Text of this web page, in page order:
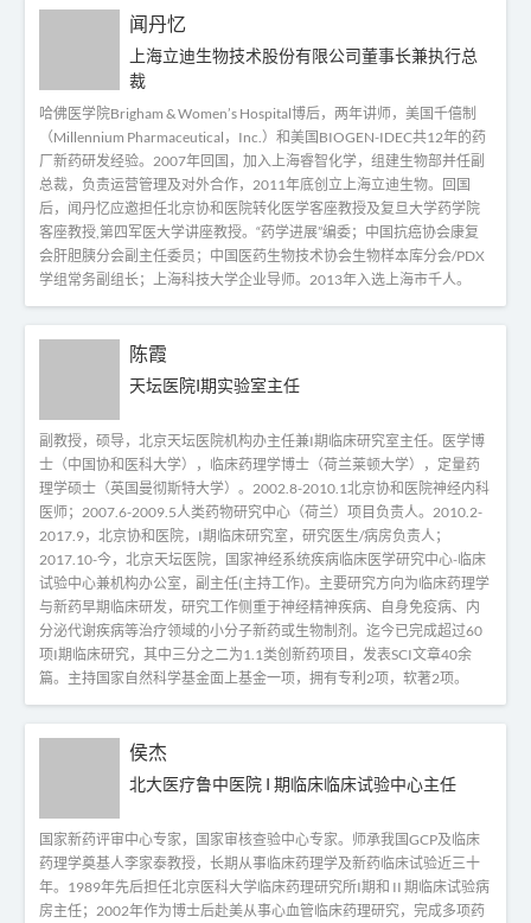
闻丹忆
上海立迪生物技术股份有限公司董事长兼执行总
裁
哈佛医学院Brigham & Women’s Hospital博后，两年讲师，美国千僖制
（Millennium Pharmaceutical，Inc.）和美国BIOGEN-IDEC共12年的药
厂新药研发经验。2007年回国，加入上海睿智化学，组建生物部并任副
总裁，负责运营管理及对外合作，2011年底创立上海立迪生物。回国
后，闻丹忆应邀担任北京协和医院转化医学客座教授及复旦大学药学院
客座教授,第四军医大学讲座教授。“药学进展”编委；中国抗癌协会康复
会肝胆胰分会副主任委员；中国医药生物技术协会生物样本库分会/PDX
学组常务副组长；上海科技大学企业导师。2013年入选上海市千人。
陈霞
天坛医院I期实验室主任
副教授，硕导，北京天坛医院机构办主任兼I期临床研究室主任。医学博
士（中国协和医科大学），临床药理学博士（荷兰莱顿大学），定量药
理学硕士（英国曼彻斯特大学）。2002.8-2010.1北京协和医院神经内科
医师；2007.6-2009.5人类药物研究中心（荷兰）项目负责人。2010.2-
2017.9，北京协和医院，I期临床研究室，研究医生/病房负责人；
2017.10-今，北京天坛医院，国家神经系统疾病临床医学研究中心-临床
试验中心兼机构办公室，副主任(主持工作)。主要研究方向为临床药理学
与新药早期临床研发，研究工作侧重于神经精神疾病、自身免疫病、内
分泌代谢疾病等治疗领域的小分子新药或生物制剂。迄今已完成超过60
项I期临床研究，其中三分之二为1.1类创新药项目，发表SCI文章40余
篇。主持国家自然科学基金面上基金一项，拥有专利2项，软著2项。
侯杰
北大医疗鲁中医院 I 期临床临床试验中心主任
国家新药评审中心专家，国家审核查验中心专家。师承我国GCP及临床
药理学奠基人李家泰教授，长期从事临床药理学及新药临床试验近三十
年。1989年先后担任北京医科大学临床药理研究所I期和 II 期临床试验病
房主任；2002年作为博士后赴美从事心血管临床药理研究，完成多项药